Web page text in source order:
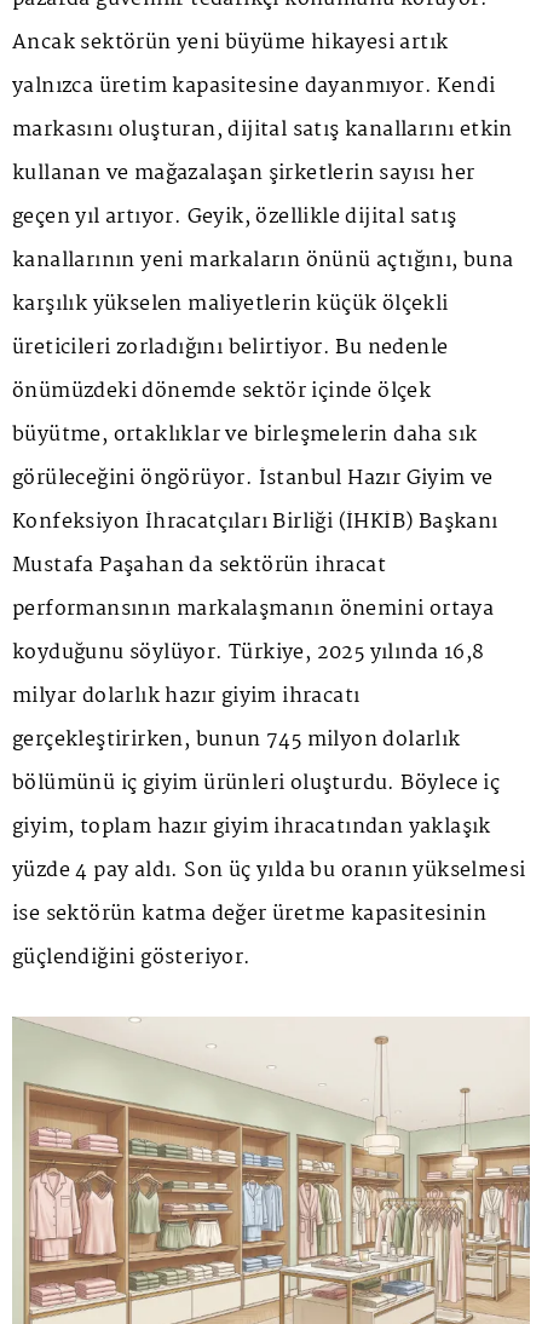
Ancak sektörün yeni büyüme hikayesi artık
yalnızca üretim kapasitesine dayanmıyor. Kendi
markasını oluşturan, dijital satış kanallarını etkin
kullanan ve mağazalaşan şirketlerin sayısı her
geçen yıl artıyor. Geyik, özellikle dijital satış
kanallarının yeni markaların önünü açtığını, buna
karşılık yükselen maliyetlerin küçük ölçekli
üreticileri zorladığını belirtiyor. Bu nedenle
önümüzdeki dönemde sektör içinde ölçek
büyütme, ortaklıklar ve birleşmelerin daha sık
görüleceğini öngörüyor. İstanbul Hazır Giyim ve
Konfeksiyon İhracatçıları Birliği (İHKİB) Başkanı
Mustafa Paşahan da sektörün ihracat
performansının markalaşmanın önemini ortaya
koyduğunu söylüyor. Türkiye, 2025 yılında 16,8
milyar dolarlık hazır giyim ihracatı
gerçekleştirirken, bunun 745 milyon dolarlık
bölümünü iç giyim ürünleri oluşturdu. Böylece iç
giyim, toplam hazır giyim ihracatından yaklaşık
yüzde 4 pay aldı. Son üç yılda bu oranın yükselmesi
ise sektörün katma değer üretme kapasitesinin
güçlendiğini gösteriyor.